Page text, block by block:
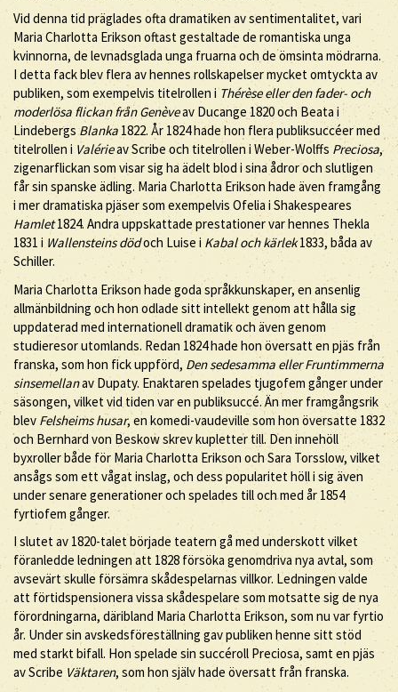
Vid denna tid präglades ofta dramatiken av sentimentalitet, vari
Maria Charlotta Erikson oftast gestaltade de romantiska unga
kvinnorna, de levnadsglada unga fruarna och de ömsinta mödrarna.
I detta fack blev flera av hennes rollskapelser mycket omtyckta av
publiken, som exempelvis titelrollen iThérèse eller den fader- och
moderlösa flickan från Genèveav Ducange 1820 och Beata i
LindebergsBlanka1822. År 1824 hade hon flera publiksuccéer med
titelrollen i Valérieav Scribe och titelrollen i Weber-WolffsPreciosa,
zigenarflickan som visar sig ha ädelt blod i sina ådror och slutligen
får sin spanske ädling. Maria Charlotta Erikson hade även framgång
i mer dramatiska pjäser som exempelvis Ofelia i Shakespeares
Hamlet1824. Andra uppskattade prestationer var hennes Thekla
1831 i Wallensteins dödoch Luise i Kabal och kärlek1833, båda av
Schiller.
Maria Charlotta Erikson hade goda språkkunskaper, en ansenlig
allmänbildning och hon odlade sitt intellekt genom att hålla sig
uppdaterad med internationell dramatik och även genom
studieresor utomlands. Redan 1824 hade hon översatt en pjäs från
franska, som hon fick uppförd, Den sedesamma eller Fruntimmerna
sinsemellanav Dupaty. Enaktaren spelades tjugofem gånger under
säsongen, vilket vid tiden var en publiksuccé. Än mer framgångsrik
blev Felsheims husar, en komedi-vaudeville som hon översatte 1832
och Bernhard von Beskow skrev kupletter till. Den innehöll
byxroller både för Maria Charlotta Erikson och Sara Torsslow, vilket
ansågs som ett vågat inslag, och dess popularitet höll i sig även
under senare generationer och spelades till och med år 1854
fyrtiofem gånger.
I slutet av 1820-talet började teatern gå med underskott vilket
föranledde ledningen att 1828 försöka genomdriva nya avtal, som
avsevärt skulle försämra skådespelarnas villkor. Ledningen valde
att förtidspensionera vissa skådespelare som motsatte sig de nya
förordningarna, däribland Maria Charlotta Erikson, som nu var fyrtio
år. Under sin avskedsföreställning gav publiken henne sitt stöd
med starkt bifall. Hon spelade sin succéroll Preciosa, samt en pjäs
av Scribe Väktaren, som hon själv hade översatt från franska.